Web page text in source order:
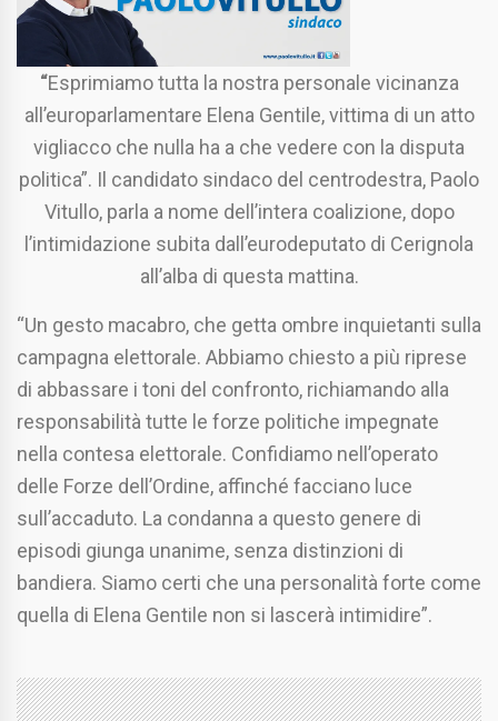
“Esprimiamo tutta la nostra personale vicinanza
all’europarlamentare Elena Gentile, vittima di un atto
vigliacco che nulla ha a che vedere con la disputa
politica”. Il candidato sindaco del centrodestra, Paolo
Vitullo, parla a nome dell’intera coalizione, dopo
l’intimidazione subita dall’eurodeputato di Cerignola
all’alba di questa mattina.
“Un gesto macabro, che getta ombre inquietanti sulla
campagna elettorale. Abbiamo chiesto a più riprese
di abbassare i toni del confronto, richiamando alla
responsabilità tutte le forze politiche impegnate
nella contesa elettorale. Confidiamo nell’operato
delle Forze dell’Ordine, affinché facciano luce
sull’accaduto. La condanna a questo genere di
episodi giunga unanime, senza distinzioni di
bandiera. Siamo certi che una personalità forte come
quella di Elena Gentile non si lascerà intimidire”.